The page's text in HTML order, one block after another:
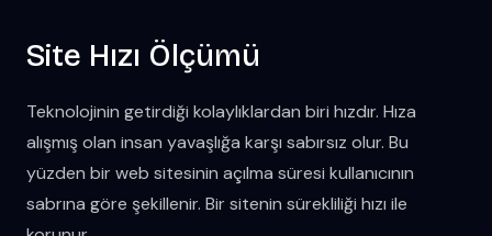
Site Hızı Ölçümü
Teknolojinin getirdiği kolaylıklardan biri hızdır. Hıza
alışmış olan insan yavaşlığa karşı sabırsız olur. Bu
yüzden bir web sitesinin açılma süresi kullanıcının
sabrına göre şekillenir. Bir sitenin sürekliliği hızı ile